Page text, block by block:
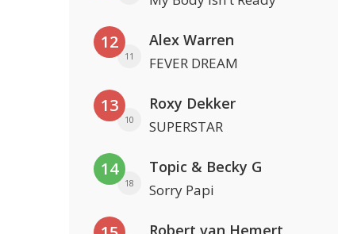
12
11
Alex Warren
FEVER DREAM
13
10
Roxy Dekker
SUPERSTAR
14
18
Topic & Becky G
Sorry Papi
Robert van Hemert